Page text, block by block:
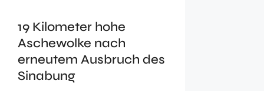
19 Kilometer hohe
Aschewolke nach
erneutem Ausbruch des
Sinabung